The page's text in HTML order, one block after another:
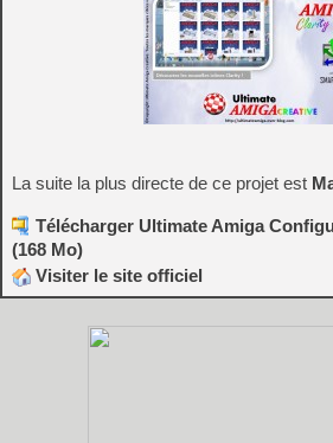
La suite la plus directe de ce projet est
Télécharger Ultimate Amiga
(168 Mo)
Visiter le site officiel